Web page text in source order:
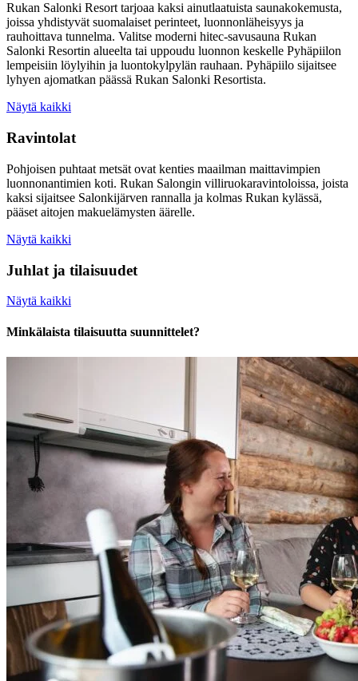
Rukan Salonki Resort tarjoaa kaksi ainutlaatuista saunakokemusta,
joissa yhdistyvät suomalaiset perinteet, luonnonläheisyys ja
rauhoittava tunnelma. Valitse moderni hitec-savusauna Rukan
Salonki Resortin alueelta tai uppoudu luonnon keskelle Pyhäpiilon
lempeisiin löylyihin ja luontokylpylän rauhaan. Pyhäpiilo sijaitsee
lyhyen ajomatkan päässä Rukan Salonki Resortista.
Näytä kaikki
Ravintolat
Pohjoisen puhtaat metsät ovat kenties maailman maittavimpien
luonnonantimien koti. Rukan Salongin villiruokaravintoloissa, joista
kaksi sijaitsee Salonkijärven rannalla ja kolmas Rukan kylässä,
pääset aitojen makuelämysten äärelle.
Näytä kaikki
Juhlat ja tilaisuudet
Näytä kaikki
Minkälaista tilaisuutta suunnittelet?